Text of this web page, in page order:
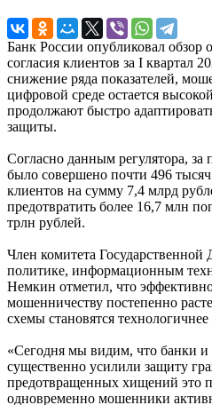
Банк России опубликовал обзор
согласия клиентов за I квартал
снижение ряда показателей,
цифровой среде остается
продолжают быстро
защиты.
Согласно данным регулятора, за
было совершено почти 496 тысяч
клиентов на сумму 7,4 млрд
предотвратить более 16,7 млн
трлн рублей.
Член комитета
политике, информационным
Немкин отметил, что
мошенничеству постепенно
схемы становятся технологичнее
«Сегодня мы видим, что банки и
существенно усилили защиту
предотвращенных хищений это
одновременно мошенники